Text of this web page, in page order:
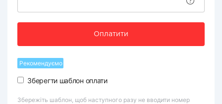
Оплатити
Рекомендуємо
Зберегти шаблон оплати
Збережіть шаблон, щоб наступного разу не вводити номер